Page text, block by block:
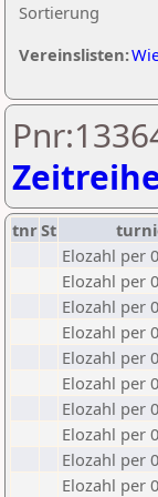
Sortierung
Vereinslisten:
tnrSt
Elozahl per
Elozahl per
Elozahl per
Elozahl per
Elozahl per
Elozahl per
Elozahl per
Elozahl per
Elozahl per
Elozahl per